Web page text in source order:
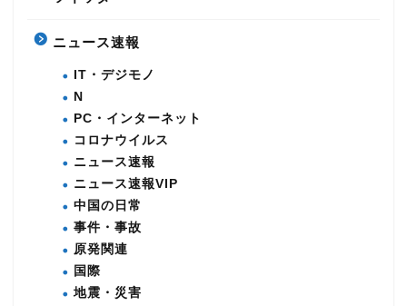
ニュース速報
IT・デジモノ
N
PC・インターネット
コロナウイルス
ニュース速報
ニュース速報VIP
中国の日常
事件・事故
原発関連
国際
地震・災害